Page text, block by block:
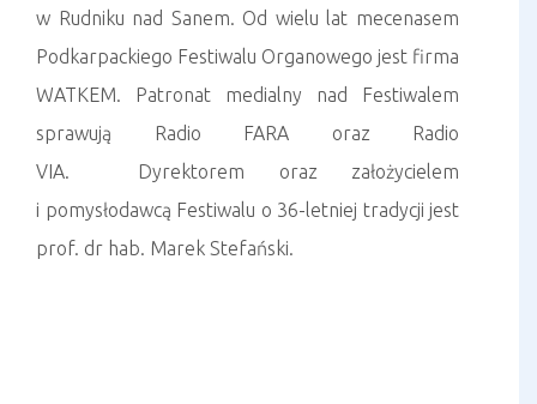
w Rudniku nad Sanem. Od wielu lat mecenasem
Podkarpackiego Festiwalu Organowego jest firma
WATKEM. Patronat medialny nad Festiwalem
sprawują Radio FARA oraz Radio
VIA. Dyrektorem oraz założycielem
i pomysłodawcą Festiwalu o 36-letniej tradycji jest
prof. dr hab. Marek Stefański.